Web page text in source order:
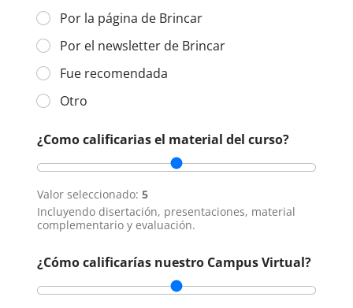
Por la página de Brincar
Por el newsletter de Brincar
Fue recomendada
Otro
¿Como calificarias el material del curso?
Valor seleccionado: 5
Incluyendo disertación, presentaciones, material
complementario y evaluación.
¿Cómo calificarías nuestro Campus Virtual?